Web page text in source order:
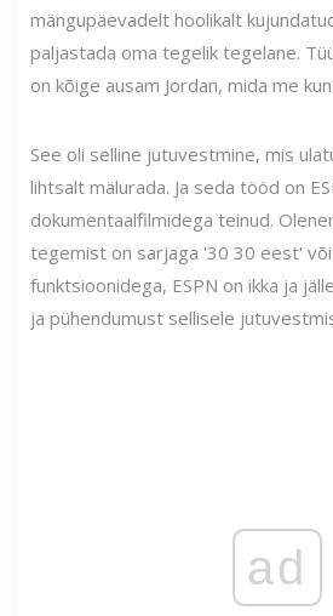
mängupäevadelt hoolikalt
paljastada oma tegelik tegelane.
on kõige ausam Jordan, mida me
See oli selline jutuvestmine, mis
lihtsalt mälurada. Ja seda tööd on
dokumentaalfilmidega teinud.
tegemist on sarjaga '30 30 eest'
funktsioonidega, ESPN on ikka ja
ja pühendumust sellisele
ad